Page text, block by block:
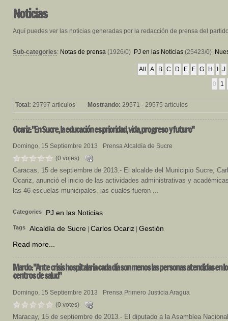
Noticias
Aquí puedes ver las noticias generadas por la redacción de prensa del
Sub-categories: Notas de prensa (1926/0) PJ en las Noticias (25423/0)
All A B C D E F G H J
0 1
Total: 29797 artículos Mostrando: 29571 - 29575 artículos
Ocariz:"En Sucre, la educación es prioridad, vida, progreso y futuro"
Domingo, 15 Septiembre 2013
Prensa Alcaldía de Sucre
(0 votes)
Caracas, 15 de septiembre de 2013.- El alcalde del Municipio Sucre,
Ocariz, anunció el inicio de las actividades administrativas y
las 46 escuelas municipales, las cuales fueron ...
Categories PJ en las Noticias
Tags Alcaldía de Sucre Carlos Ocariz Gestión
Read more...
Mardo:"Ante crisis hospitalaria cada día son menos las personas atendidas en
centros de salud"
Domingo, 15 Septiembre 2013
Prensa Primero Justicia Aragua
(0 votes)
Maracay, 15 de septiembre de 2013.- El diputado a la Asamblea